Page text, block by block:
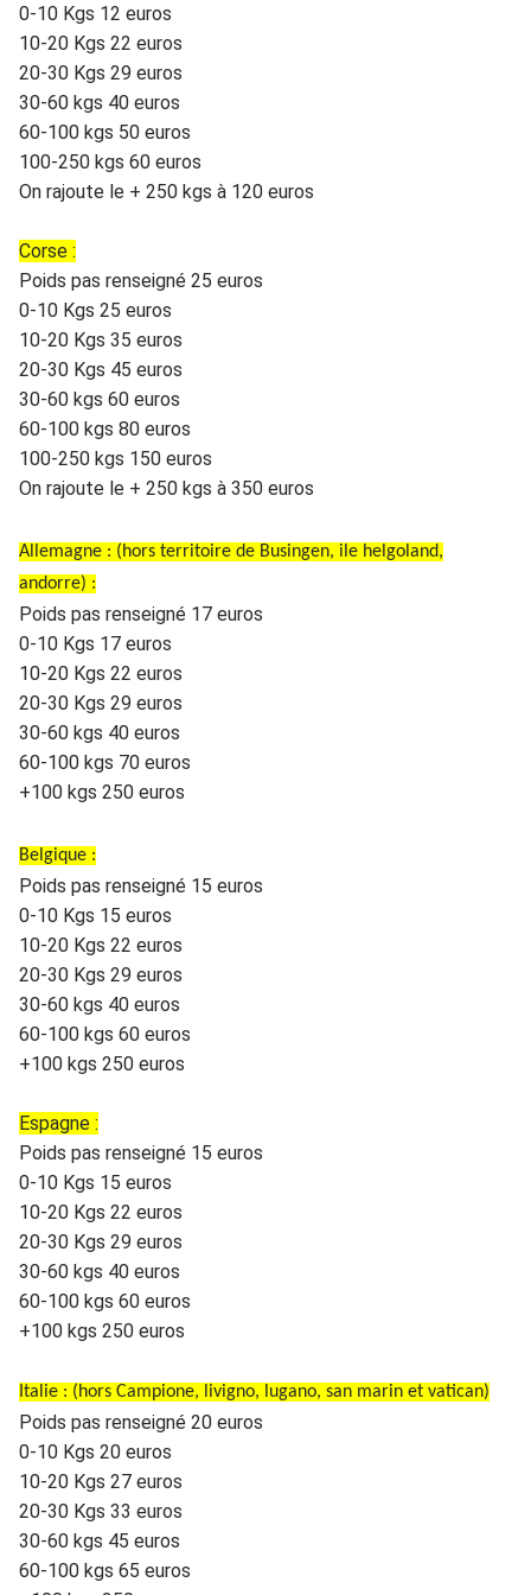
0-10 Kgs 12 euros
10-20 Kgs 22 euros
20-30 Kgs 29 euros
30-60 kgs 40 euros
60-100 kgs 50 euros
100-250 kgs 60 euros
On rajoute le + 250 kgs à 120 euros
Corse :
Poids pas renseigné 25 euros
0-10 Kgs 25 euros
10-20 Kgs 35 euros
20-30 Kgs 45 euros
30-60 kgs 60 euros
60-100 kgs 80 euros
100-250 kgs 150 euros
On rajoute le + 250 kgs à 350 euros
Allemagne : (hors territoire de Busingen, ile helgoland,
andorre) :
Poids pas renseigné 17 euros
0-10 Kgs 17 euros
10-20 Kgs 22 euros
20-30 Kgs 29 euros
30-60 kgs 40 euros
60-100 kgs 70 euros
+100 kgs 250 euros
Belgique :
Poids pas renseigné 15 euros
0-10 Kgs 15 euros
10-20 Kgs 22 euros
20-30 Kgs 29 euros
30-60 kgs 40 euros
60-100 kgs 60 euros
+100 kgs 250 euros
Espagne :
Poids pas renseigné 15 euros
0-10 Kgs 15 euros
10-20 Kgs 22 euros
20-30 Kgs 29 euros
30-60 kgs 40 euros
60-100 kgs 60 euros
+100 kgs 250 euros
Italie : (hors Campione, livigno, lugano, san marin et vatican)
Poids pas renseigné 20 euros
0-10 Kgs 20 euros
10-20 Kgs 27 euros
20-30 Kgs 33 euros
30-60 kgs 45 euros
60-100 kgs 65 euros